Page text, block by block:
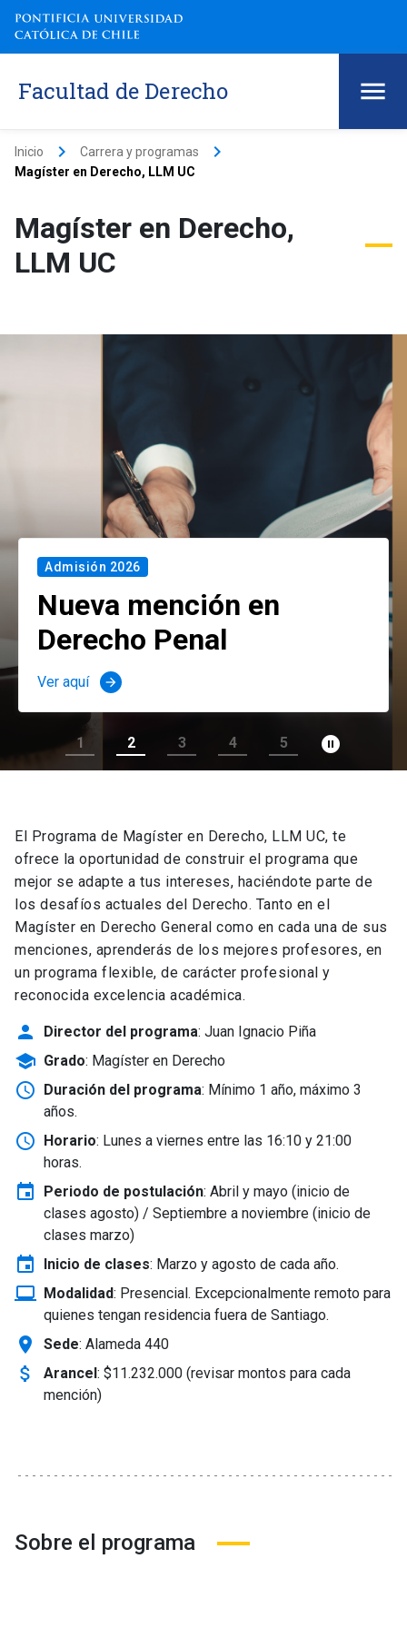
Facultad de Derecho
Inicio keyboard_arrow_right Carrera y programas keyboard_arrow_right
Magíster en Derecho, LLM UC
Magíster en Derecho,
LLM UC
Admisión 2026
Nueva mención en
Derecho Penal
Ver aquí arrow_forward
1 2 3 4 5 pause_circle_filled
El Programa de Magíster en Derecho, LLM UC, te
ofrece la oportunidad de construir el programa que
mejor se adapte a tus intereses, haciéndote parte de
los desafíos actuales del Derecho. Tanto en el
Magíster en Derecho General como en cada una de sus
menciones, aprenderás de los mejores profesores, en
un programa flexible, de carácter profesional y
reconocida excelencia académica.
person Director del programa: Juan Ignacio Piña
school Grado: Magíster en Derecho
schedule Duración del programa: Mínimo 1 año, máximo 3
años.
schedule Horario: Lunes a viernes entre las 16:10 y 21:00
horas.
event Periodo de postulación: Abril y mayo (inicio de
clases agosto) / Septiembre a noviembre (inicio de
clases marzo)
event Inicio de clases: Marzo y agosto de cada año.
laptop_windows Modalidad: Presencial. Excepcionalmente remoto para
quienes tengan residencia fuera de Santiago.
location_on Sede: Alameda 440
attach_money Arancel: $11.232.000 (revisar montos para cada
mención)
Sobre el programa